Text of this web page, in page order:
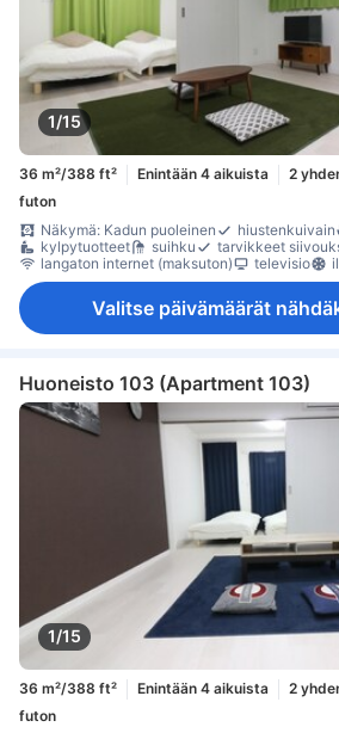
1/15
36 m²/388 ft² Enintään 4 aikuista
2
futon
Näkymä: Kadun puoleinen
hiustenkuivain
kylpytuotteet
suihku
tarvikkeet
langaton internet (maksuton)
televisio
Valitse päivämäärät
Huoneisto 103 (Apartment 103)
1/15
36 m²/388 ft² Enintään 4 aikuista
2
futon